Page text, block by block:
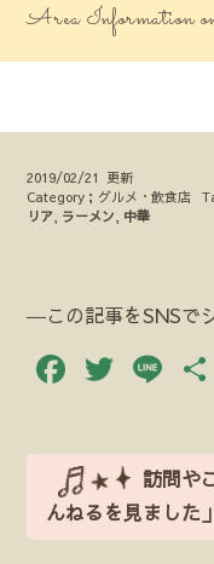
Area Information
2019/02/21 更新
Category；グルメ・飲食店
リア ラーメン 中華
―この記事をSNSで
Facebook
訪問や
んねるを見ました